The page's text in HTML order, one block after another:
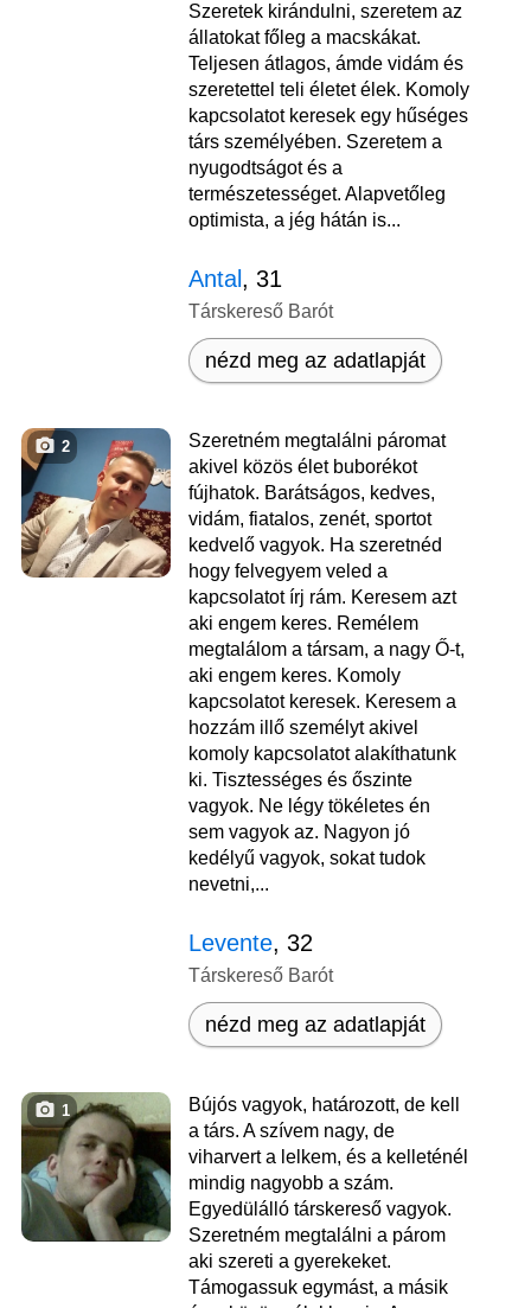
Szeretek kirándulni, szeretem az
állatokat főleg a macskákat.
Teljesen átlagos, ámde vidám és
szeretettel teli életet élek. Komoly
kapcsolatot keresek egy hűséges
társ személyében. Szeretem a
nyugodtságot és a
természetességet. Alapvetőleg
optimista, a jég hátán is...
Antal , 31
Társkereső Barót
nézd meg az adatlapját
2
Szeretném megtalálni páromat
akivel közös élet buborékot
fújhatok. Barátságos, kedves,
vidám, fiatalos, zenét, sportot
kedvelő vagyok. Ha szeretnéd
hogy felvegyem veled a
kapcsolatot írj rám. Keresem azt
aki engem keres. Remélem
megtalálom a társam, a nagy Ő-t,
aki engem keres. Komoly
kapcsolatot keresek. Keresem a
hozzám illő személyt akivel
komoly kapcsolatot alakíthatunk
ki. Tisztességes és őszinte
vagyok. Ne légy tökéletes én
sem vagyok az. Nagyon jó
kedélyű vagyok, sokat tudok
nevetni,...
Levente, 32
Társkereső Barót
nézd meg az adatlapját
1
Bújós vagyok, határozott, de kell
a társ. A szívem nagy, de
viharvert a lelkem, és a kelleténél
mindig nagyobb a szám.
Egyedülálló társkereső vagyok.
Szeretném megtalálni a párom
aki szereti a gyerekeket.
Támogassuk egymást, a másik